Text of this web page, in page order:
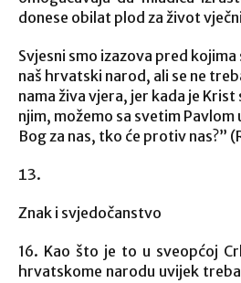
donese obilat plod za život
Svjesni smo izazova pred kojima
naš hrvatski narod, ali se ne
nama živa vjera, jer kada je Krist
njim, možemo sa svetim
Bog za nas, tko će protiv nas?”
Znak i svjedočanstvo
16. Kao što je to u sveopćoj
hrvatskome narodu uvijek